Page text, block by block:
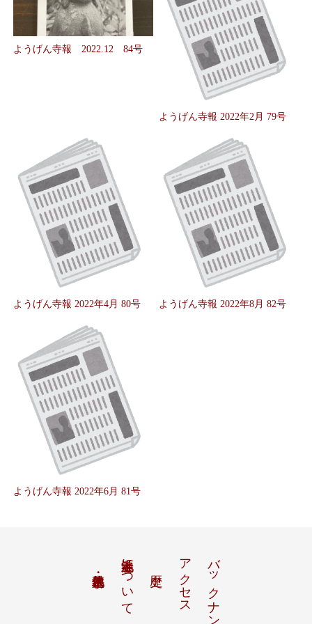
ようげん寺報 2022.12 84号
ようげん寺報 2022年2月 79号
ようげん寺報 2022年4月 80号 ようげん寺報 2022年8月 82号
ようげん寺報 2022年6月 81号
バックナンバー
アクセス
池上養源寺について